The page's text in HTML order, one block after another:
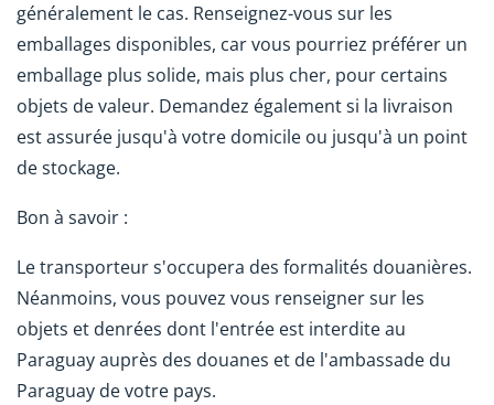
généralement le cas. Renseignez-vous sur les
emballages disponibles, car vous pourriez préférer un
emballage plus solide, mais plus cher, pour certains
objets de valeur. Demandez également si la livraison
est assurée jusqu'à votre domicile ou jusqu'à un point
de stockage.
Bon à savoir :
Le transporteur s'occupera des formalités douanières.
Néanmoins, vous pouvez vous renseigner sur les
objets et denrées dont l'entrée est interdite au
Paraguay auprès des douanes et de l'ambassade du
Paraguay de votre pays.